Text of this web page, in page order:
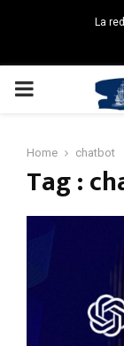
La
PRIMARY
Home chatbot
Tag :